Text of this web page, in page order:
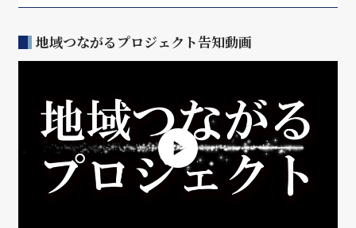
地域つながるプロジェクト告知動画